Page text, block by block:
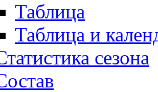
Таблица
Таблица и
сезона